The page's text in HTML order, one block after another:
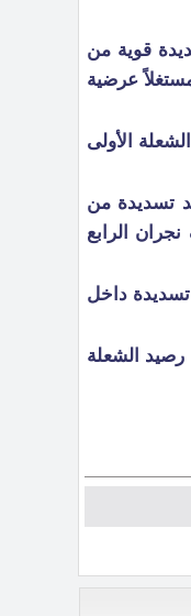
قوية من
عرضية
الأولى
تسديدة من
هدف نجران الرابع
داخل
رصيد الشعلة